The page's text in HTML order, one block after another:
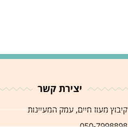
יצירת קשר
קיבוץ מעוז חיים, עמק המעיינות